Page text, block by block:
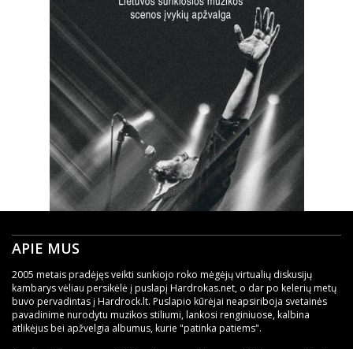
APIE MUS
2005 metais pradėjęs veikti sunkiojo roko mėgėjų virtualių diskusijų
kambarys vėliau persikėlė į puslapį Hardrokas.net, o dar po kelerių metų
buvo pervadintas į Hardrock.lt. Puslapio kūrėjai neapsiriboja svetainės
pavadinime nurodytu muzikos stiliumi, lankosi renginiuose, kalbina
atlikėjus bei apžvelgia albumus, kurie "patinka patiems".